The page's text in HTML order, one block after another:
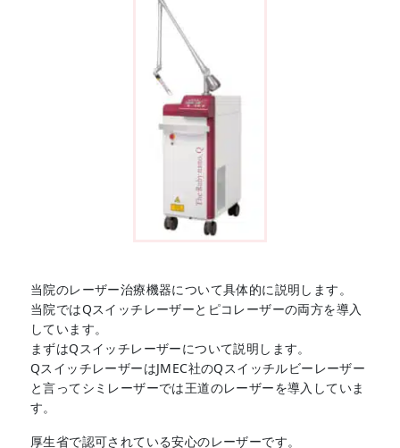
当院のレーザー治療機器について具体的に説明します。
当院ではQスイッチレーザーとピコレーザーの両方を導入
しています。
まずはQスイッチレーザーについて説明します。
QスイッチレーザーはJMEC社のQスイッチルビーレーザー
と言ってシミレーザーでは王道のレーザーを導入していま
す。
厚生省で認可されている安心のレーザーです。